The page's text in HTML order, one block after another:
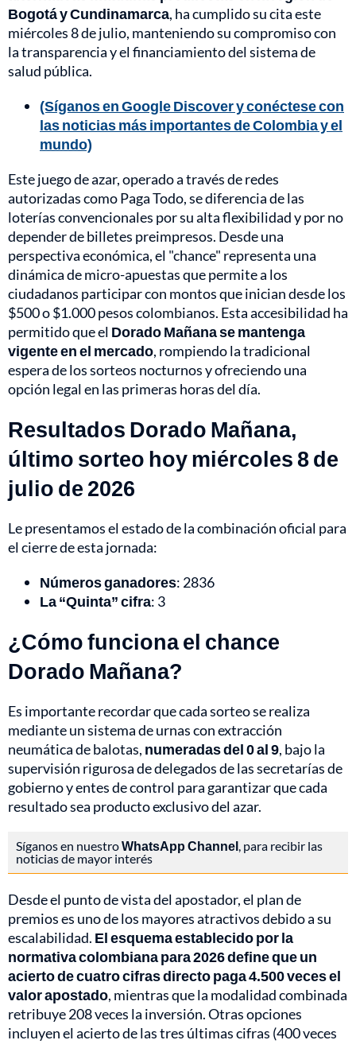
Bogotá y Cundinamarca, ha cumplido su cita este
miércoles 8 de julio, manteniendo su compromiso con
la transparencia y el financiamiento del sistema de
salud pública.
(Síganos en Google Discover y conéctese con
las noticias más importantes de Colombia y el
mundo)
Este juego de azar, operado a través de redes
autorizadas como Paga Todo, se diferencia de las
loterías convencionales por su alta flexibilidad y por no
depender de billetes preimpresos. Desde una
perspectiva económica, el "chance" representa una
dinámica de micro-apuestas que permite a los
ciudadanos participar con montos que inician desde los
$500 o $1.000 pesos colombianos. Esta accesibilidad ha
permitido que el Dorado Mañana se mantenga
vigente en el mercado, rompiendo la tradicional
espera de los sorteos nocturnos y ofreciendo una
opción legal en las primeras horas del día.
Resultados Dorado Mañana,
último sorteo hoy miércoles 8 de
julio de 2026
Le presentamos el estado de la combinación oficial para
el cierre de esta jornada:
Números ganadores: 2836
La “Quinta” cifra: 3
¿Cómo funciona el chance
Dorado Mañana?
Es importante recordar que cada sorteo se realiza
mediante un sistema de urnas con extracción
neumática de balotas, numeradas del 0 al 9, bajo la
supervisión rigurosa de delegados de las secretarías de
gobierno y entes de control para garantizar que cada
resultado sea producto exclusivo del azar.
Síganos en nuestroWhatsApp Channel, para recibir las
noticias de mayor interés
Desde el punto de vista del apostador, el plan de
premios es uno de los mayores atractivos debido a su
escalabilidad. El esquema establecido por la
normativa colombiana para 2026 define que un
acierto de cuatro cifras directo paga 4.500 veces el
valor apostado, mientras que la modalidad combinada
retribuye 208 veces la inversión. Otras opciones
incluyen el acierto de las tres últimas cifras (400 veces